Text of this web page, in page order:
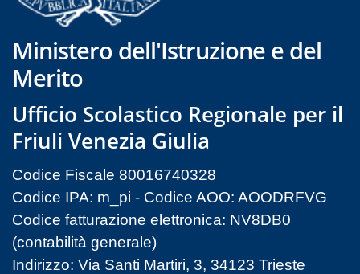
Ministero dell'Istruzione e del
Merito
Ufficio Scolastico Regionale per il
Friuli Venezia Giulia
Codice Fiscale 80016740328
Codice IPA: m_pi - Codice AOO: AOODRFVG
Codice fatturazione elettronica: NV8DB0
(contabilità generale)
Indirizzo: Via Santi Martiri, 3, 34123 Trieste